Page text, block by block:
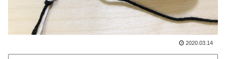
2020.03.14